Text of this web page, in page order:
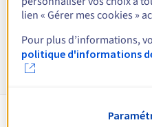
Voir toutes
lien « Gérer mes cookies »
Pour plus d’informations,
politique d'informations